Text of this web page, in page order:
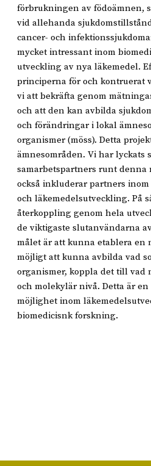
förbrukningen av födoämnen,
vid allehanda
cancer- och
mycket intressant inom
utveckling av nya läkemedel.
principerna för och kontruerat
vi att bekräfta genom
och att den kan avbilda
och förändringar i lokal
organismer (möss). Detta
ämnesområden. Vi har lyckats
samarbetspartners runt
också inkluderar partners
och läkemedelsutveckling. På
återkoppling genom hela
de viktigaste slutanvändarna
målet är att kunna etablera en
möjligt att kunna avbilda vad
organismer, koppla det till vad
och molekylär nivå. Detta är
möjlighet inom
biomedicisnk forskning.